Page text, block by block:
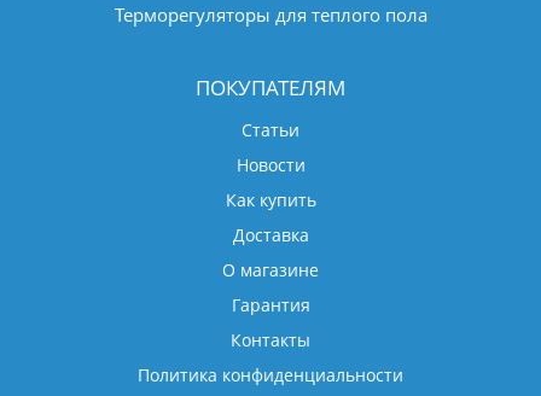
Терморегуляторы для теплого пола
ПОКУПАТЕЛЯМ
Статьи
Новости
Как купить
Доставка
О магазине
Гарантия
Контакты
Политика конфиденциальности